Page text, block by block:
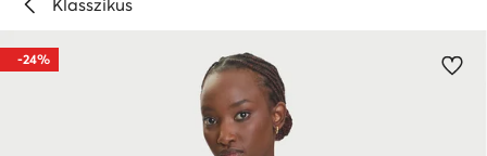
Klasszikus
-24%